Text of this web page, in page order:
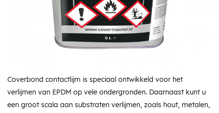
Coverbond contactlijm is speciaal ontwikkeld voor het
verlijmen van EPDM op vele ondergronden. Daarnaast kunt u
een groot scala aan substraten verlijmen, zoals hout, metalen,